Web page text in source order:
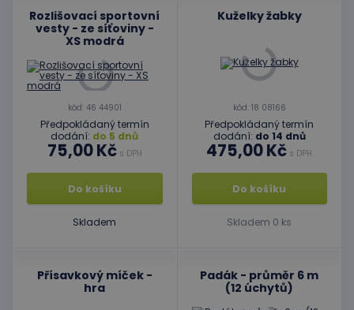
Rozlišovací sportovní
vesty - ze síťoviny -
XS modrá
kód: 46 44901
Předpokládaný termín
dodání: do 5 dnů
75,00 Kčs DPH
Do košíku
Skladem
Kuželky žabky
kód: 18 08166
Předpokládaný termín
dodání: do 14 dnů
475,00 Kč s DPH
Do košíku
Skladem 0 ks
Přísavkový míček -
hra
Padák - průměr 6 m
(12 úchytů)